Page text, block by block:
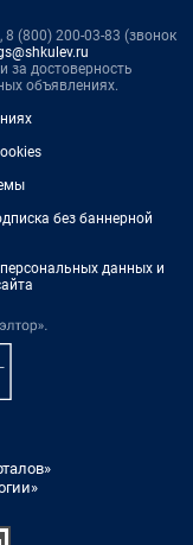
(800) 200-03-83 (звонок
за достоверность
объявлениях.
без баннерной
данных и